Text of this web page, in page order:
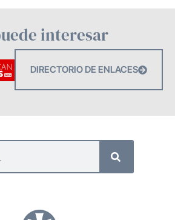
interesar
DIRECTORIO DE ENLACES